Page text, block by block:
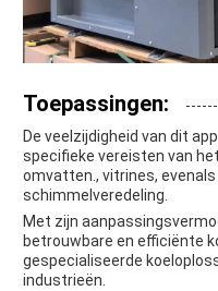
Toepassingen:
De veelzijdigheid van dit
specifieke vereisten van
omvatten., vitrines,
schimmelveredeling.
Met zijn
betrouwbare en efficiënte
gespecialiseerde
industrieën.